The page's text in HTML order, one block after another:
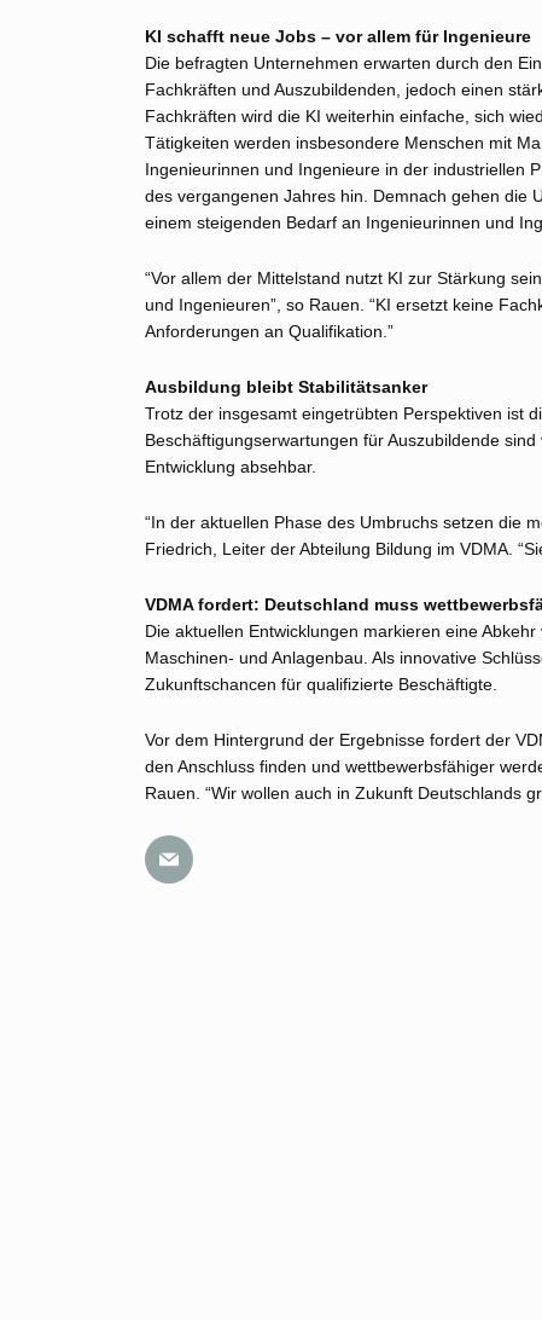
KI schafft neue Jobs – vor allem für Ingenieure
Die befragten Unternehmen erwarten durch den
Fachkräften und Auszubildenden, jedoch einen
Fachkräften wird die KI weiterhin einfache, sich
Tätigkeiten werden insbesondere Menschen mit
Ingenieurinnen und Ingenieure in der industriellen
des vergangenen Jahres hin. Demnach gehen die
einem steigenden Bedarf an Ingenieurinnen und
“Vor allem der Mittelstand nutzt KI zur Stärkung
und Ingenieuren”, so Rauen. “KI ersetzt keine
Anforderungen an Qualifikation.”
Ausbildung bleibt Stabilitätsanker
Trotz der insgesamt eingetrübten Perspektiven ist
Beschäftigungserwartungen für Auszubildende
Entwicklung absehbar.
“In der aktuellen Phase des Umbruchs setzen die
Friedrich, Leiter der Abteilung Bildung im VDMA.
VDMA fordert: Deutschland muss
Die aktuellen Entwicklungen markieren eine
Maschinen- und Anlagenbau. Als innovative
Zukunftschancen für qualifizierte Beschäftigte.
Vor dem Hintergrund der Ergebnisse fordert der
den Anschluss finden und wettbewerbsfähiger
Rauen. “Wir wollen auch in Zukunft Deutschlands